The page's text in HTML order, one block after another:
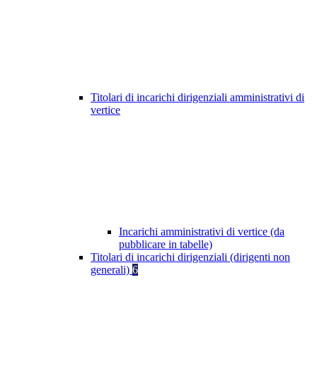
Titolari di incarichi dirigenziali amministrativi di
vertice
Incarichi amministrativi di vertice (da
pubblicare in tabelle)
Titolari di incarichi dirigenziali (dirigenti non
generali) 6